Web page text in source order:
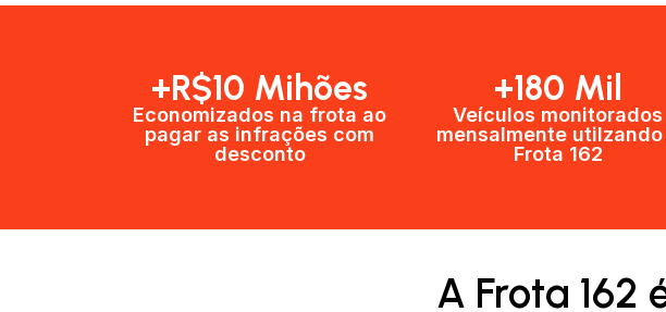
+R$10 Mihões
Economizados na frota ao
pagar as infrações com
desconto
+180 Mil
Veículos monitorados
mensalmente utilzando
Frota 162
A Frota 162